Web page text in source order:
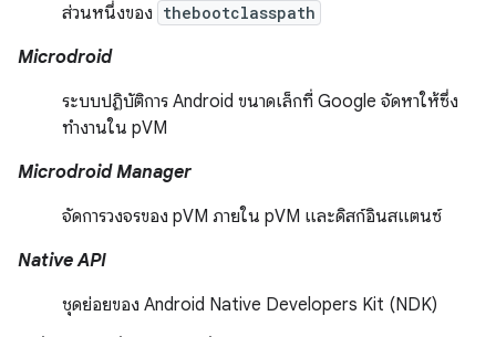
ส่วนหนึ่งของ thebootclasspath
Microdroid
ระบบปฏิบัติการ Android ขนาดเล็กที่ Google จัดหาให้ซึ่ง
ทำงานใน pVM
Microdroid Manager
จัดการวงจรของ pVM ภายใน pVM และดิสก์อินสแตนซ์
Native API
ชุดย่อยของ Android Native Developers Kit (NDK)